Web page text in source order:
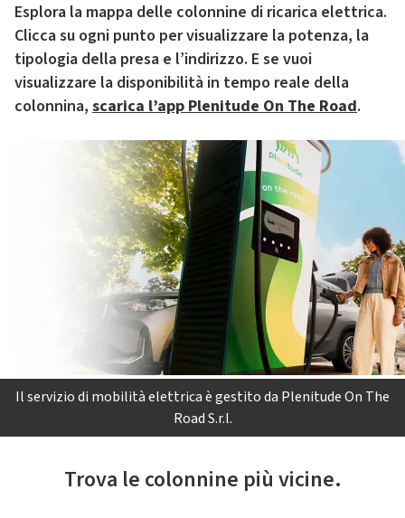
Esplora la mappa delle colonnine di ricarica elettrica.
Clicca su ogni punto per visualizzare la potenza, la
tipologia della presa e l’indirizzo. E se vuoi
visualizzare la disponibilità in tempo reale della
colonnina, scarica l’app Plenitude On The Road.
Il servizio di mobilità elettrica è gestito da Plenitude On The
Road S.r.l.
Trova le colonnine più vicine.